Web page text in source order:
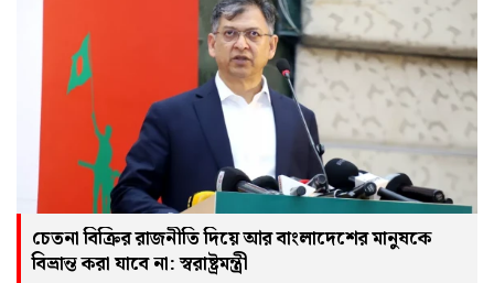
চেতনা বিক্রির রাজনীতি দিয়ে আর বাংলাদেশের মানুষকে
বিভ্রান্ত করা যাবে না: স্বরাষ্ট্রমন্ত্রী